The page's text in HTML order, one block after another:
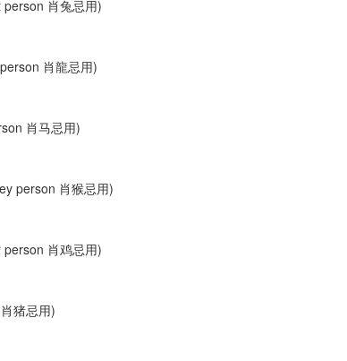
肖兔忌用)
肖龍忌用)
肖马忌用)
person 肖猴忌用)
肖鸡忌用)
猪忌用)